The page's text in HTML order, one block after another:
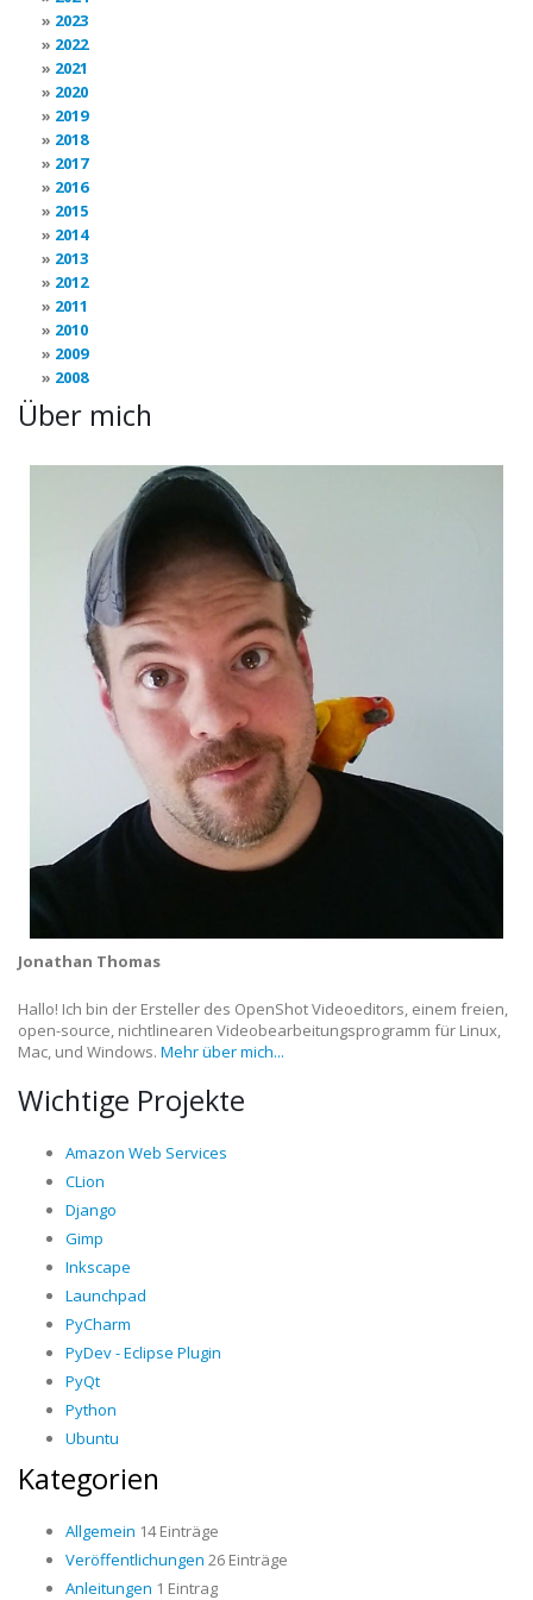
2023
2022
2021
2020
2019
2018
2017
2016
2015
2014
2013
2012
2011
2010
2009
2008
Über mich
Jonathan Thomas
Hallo! Ich bin der Ersteller des OpenShot Videoeditors, einem freien,
open-source, nichtlinearen Videobearbeitungsprogramm für Linux,
Mac, und Windows. Mehr über mich...
Wichtige Projekte
Amazon Web Services
CLion
Django
Gimp
Inkscape
Launchpad
PyCharm
PyDev - Eclipse Plugin
PyQt
Python
Ubuntu
Kategorien
Allgemein 14 Einträge
Veröffentlichungen 26 Einträge
Anleitungen 1 Eintrag